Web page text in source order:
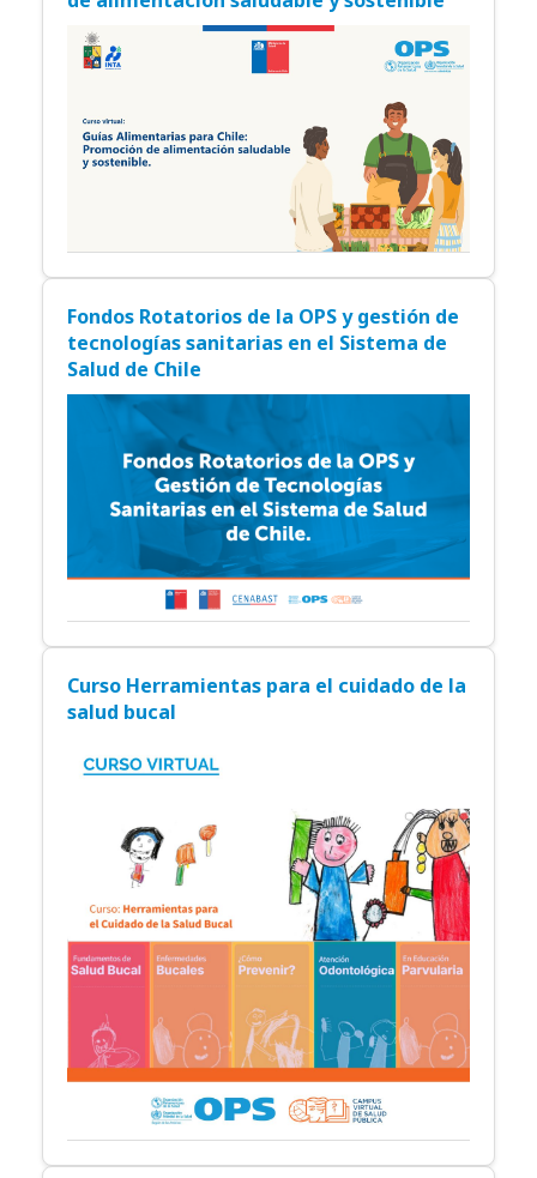
Fondos Rotatorios de la OPS y gestión de
tecnologías sanitarias en el Sistema de
Salud de Chile
Curso Herramientas para el cuidado de la
salud bucal